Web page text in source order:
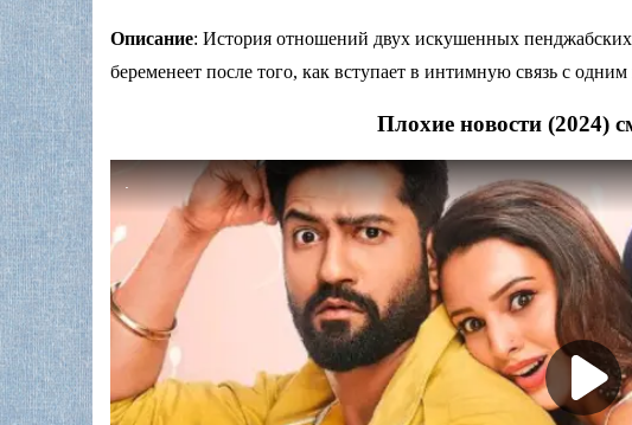
Описание: История отношений двух искушенных
беременеет после того, как вступает в интимную связь с
Плохие новости (2024)